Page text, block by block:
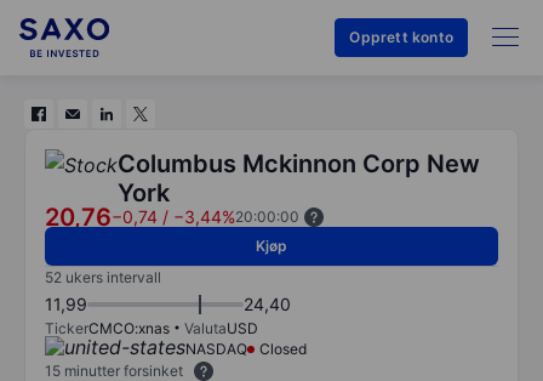
Opprett konto
Columbus Mckinnon Corp New
York
20,76−0,74 / −3,44%20:00:00
Kjøp
52 ukers intervall
11,99 24,40
TickerCMCO:xnas ValutaUSD
NASDAQ
Closed
15 minutter forsinket